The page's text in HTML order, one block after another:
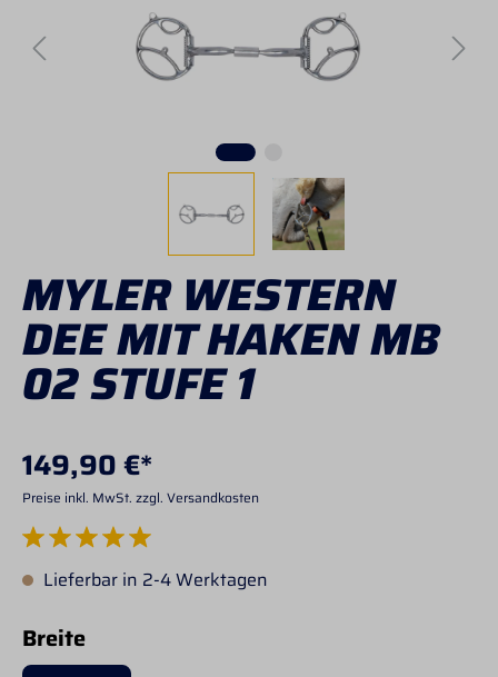
MYLER WESTERN
DEE MIT HAKEN MB
02 STUFE 1
149,90 €*
Preise inkl. MwSt. zzgl. Versandkosten
Durchschnittliche Bewertung von 5 von 5 Sternen
Lieferbar in 2-4 Werktagen
Breiteauswählen